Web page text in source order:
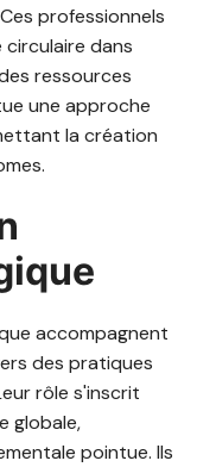
professionnels
dans
ressources
une approche
la création
accompagnent
des pratiques
rôle s'inscrit
globale,
pointue. Ils